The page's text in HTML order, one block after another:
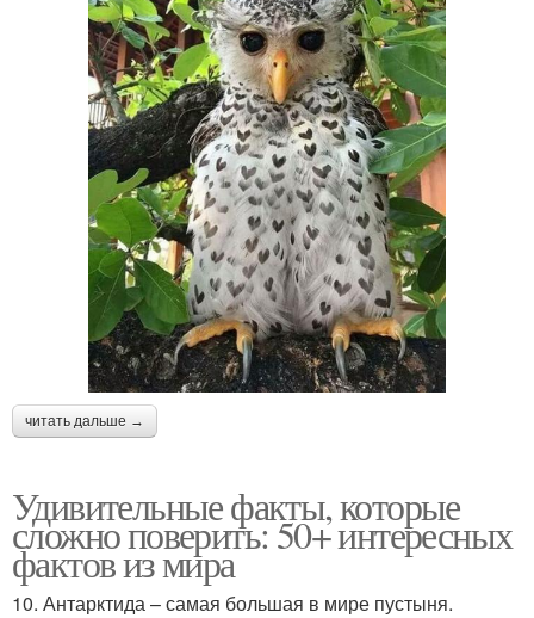
читать дальше →
Удивительные факты, которые
сложно поверить: 50+ интересных
фактов из мира
10. Антарктида – самая большая в мире пустыня.